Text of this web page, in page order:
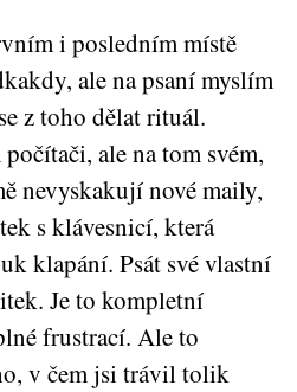
i posledním místě
ale na psaní myslím
z toho dělat rituál.
ale na tom svém,
nevyskakují nové maily,
s klávesnicí, která
klapání. Psát své vlastní
Je to kompletní
frustrací. Ale to
v čem jsi trávil tolik